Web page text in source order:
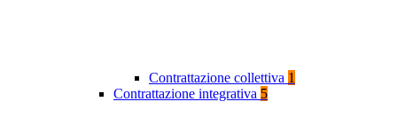
Contrattazione collettiva 1
Contrattazione integrativa 5